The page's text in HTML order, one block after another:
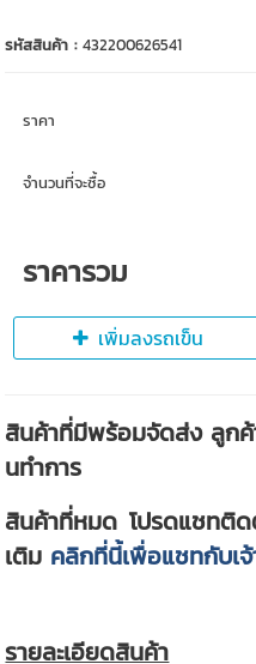
รหัสสินค้า :432200626541
ราคา
จำนวนที่จะซื้อ
ราคารวม
เพิ่มลงรถเข็น
สินค้าที่มีพร้อมจัดส่ง ลูกค้
นทำการ
สินค้าที่หมด โปรดแชทติ
เติม คลิกที่นี้เพื่อแชทกับเ
รายละเอียดสินค้า